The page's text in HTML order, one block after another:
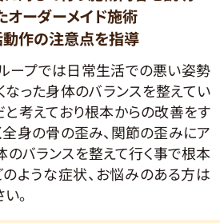
オーダーメイド施術
動作の注意点を指導
ープでは日常生活での悪い姿勢
なった身体のバランスを整えてい
と考えており根本からの改善をす
全身の骨の歪み、関節の歪みにア
のバランスを整えて行く事で根本
のような症状、お悩みのある方は
。